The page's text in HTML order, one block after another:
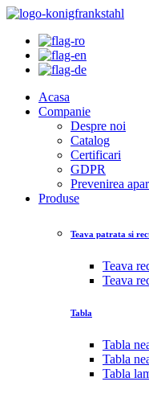
Acasa
Companie
Despre noi
Catalog
Certificari
GDPR
Prevenirea
Produse
Teava patrata si
Teava
Teava
Tabla
Tabla
Tabla
Tabla